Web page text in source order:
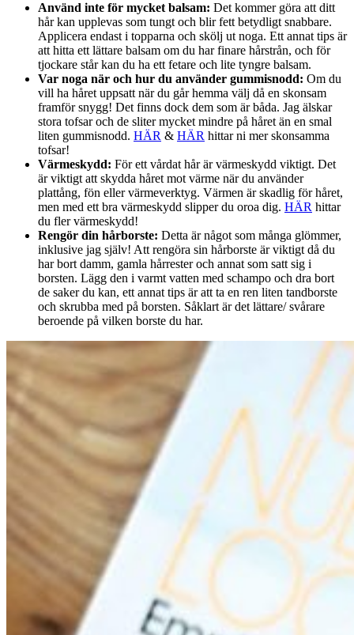
Använd inte för mycket balsam: Det kommer göra att ditt
hår kan upplevas som tungt och blir fett betydligt snabbare.
Applicera endast i topparna och skölj ut noga. Ett annat tips är
att hitta ett lättare balsam om du har finare hårstrån, och för
tjockare står kan du ha ett fetare och lite tyngre balsam.
Var noga när och hur du använder gummisnodd: Om du
vill ha håret uppsatt när du går hemma välj då en skonsam
framför snygg! Det finns dock dem som är båda. Jag älskar
stora tofsar och de sliter mycket mindre på håret än en smal
liten gummisnodd. HÄR & HÄR hittar ni mer skonsamma
tofsar!
Värmeskydd: För ett vårdat hår är värmeskydd viktigt. Det
är viktigt att skydda håret mot värme när du använder
plattång, fön eller värmeverktyg. Värmen är skadlig för håret,
men med ett bra värmeskydd slipper du oroa dig. HÄR hittar
du fler värmeskydd!
Rengör din hårborste: Detta är något som många glömmer,
inklusive jag själv! Att rengöra sin hårborste är viktigt då du
har bort damm, gamla hårrester och annat som satt sig i
borsten. Lägg den i varmt vatten med schampo och dra bort
de saker du kan, ett annat tips är att ta en ren liten tandborste
och skrubba med på borsten. Såklart är det lättare/ svårare
beroende på vilken borste du har.